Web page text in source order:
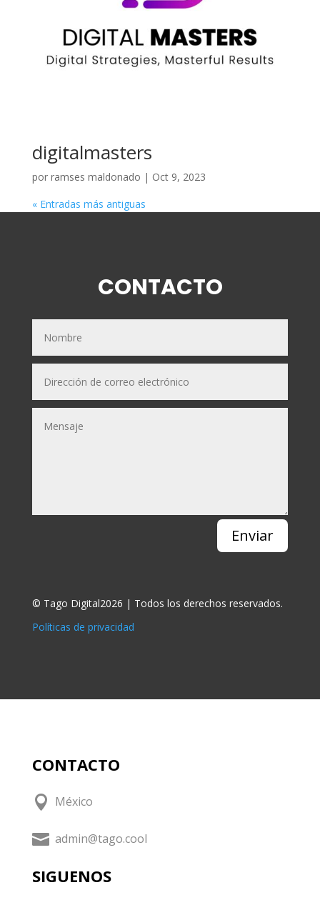
digitalmasters
por ramses maldonado | Oct 9, 2023
« Entradas más antiguas
CONTACTO
Enviar
© Tago Digital2026 | Todos los derechos reservados.
Políticas de privacidad
CONTACTO
 México
 admin@tago.cool
SIGUENOS